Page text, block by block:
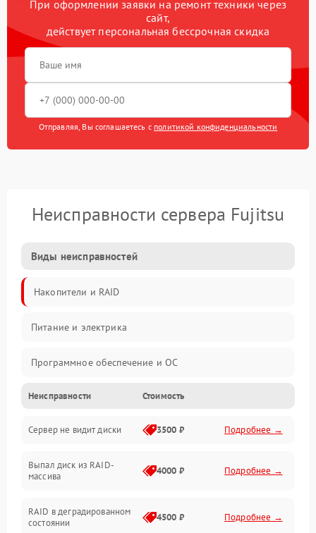
При оформлении заявки на ремонт техники через
сайт,
действует персональная бессрочная скидка
Отправляя, Вы соглашаетесь с политикой конфиденциальности
Неисправности сервера Fujitsu
Виды неисправностей
Накопители и RAID
Питание и электрика
Программное обеспечение и ОС
Охлаждение и температура
Материнская плата и процессор
Сеть и коммуникации
Неисправности Стоимость
Сервер не видит диски 3500 ₽ Подробнее →
Выпал диск из RAID-
массива
4000 ₽ Подробнее →
RAID в деградированном
состоянии
4500 ₽ Подробнее →